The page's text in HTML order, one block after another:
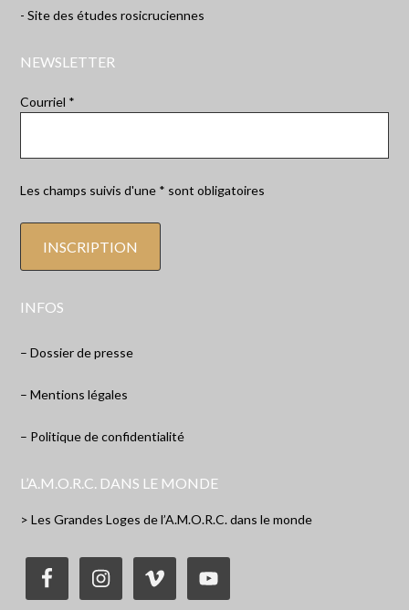
- Site des études rosicruciennes
NEWSLETTER
Courriel *
Les champs suivis d'une * sont obligatoires
INFOS
– Dossier de presse
– Mentions légales
– Politique de confidentialité
L’A.M.O.R.C. DANS LE MONDE
> Les Grandes Loges de l’A.M.O.R.C. dans le monde